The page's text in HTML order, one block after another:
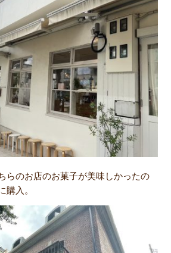
らのお店のお菓子が美味しかったの
購入。